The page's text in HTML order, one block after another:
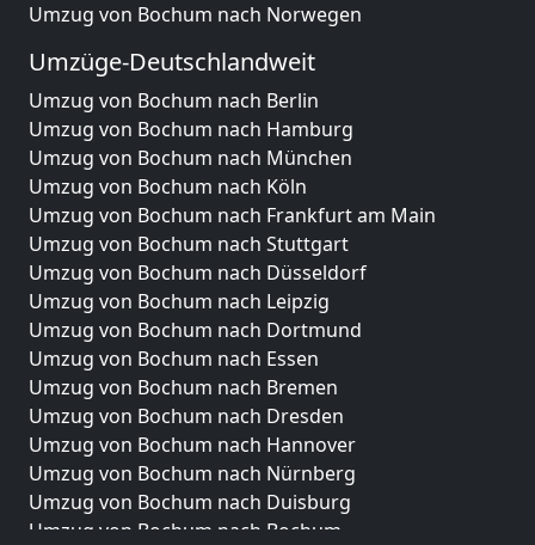
Umzug von Bochum nach Norwegen
Umzüge-Deutschlandweit
Umzug von Bochum nach Berlin
Umzug von Bochum nach Hamburg
Umzug von Bochum nach München
Umzug von Bochum nach Köln
Umzug von Bochum nach Frankfurt am Main
Umzug von Bochum nach Stuttgart
Umzug von Bochum nach Düsseldorf
Umzug von Bochum nach Leipzig
Umzug von Bochum nach Dortmund
Umzug von Bochum nach Essen
Umzug von Bochum nach Bremen
Umzug von Bochum nach Dresden
Umzug von Bochum nach Hannover
Umzug von Bochum nach Nürnberg
Umzug von Bochum nach Duisburg
Umzug von Bochum nach Bochum